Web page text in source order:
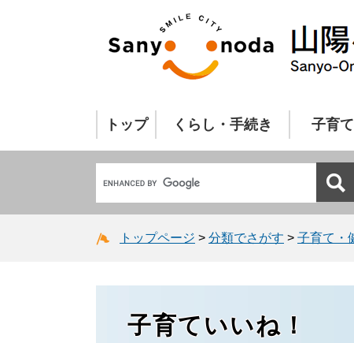
トップ くらし・手続き 子育
トップページ > 分類でさがす > 子育て・
子育ていいね！